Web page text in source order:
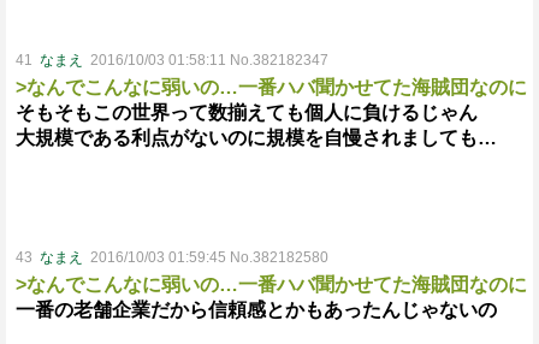
41 なまえ 2016/10/03 01:58:11 No.382182347
>なんでこんなに弱いの…一番ハバ聞かせてた海賊団なのに
そもそもこの世界って数揃えても個人に負けるじゃん
大規模である利点がないのに規模を自慢されましても…
43 なまえ 2016/10/03 01:59:45 No.382182580
>なんでこんなに弱いの…一番ハバ聞かせてた海賊団なのに
一番の老舗企業だから信頼感とかもあったんじゃないの